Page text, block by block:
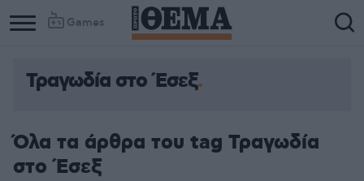
Games
Τραγωδία στο Έσεξ
Όλα τα άρθρα του tag Τραγωδία
στο Έσεξ